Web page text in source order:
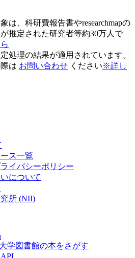
は、科研費報告書やresearchmapの
推定された研究者等約30万人で
処理の結果が適用されています。
は お問い合わせ ください※詳し
ス一覧
イバシーポリシー
について
所 (NII)
学図書館の本をさがす